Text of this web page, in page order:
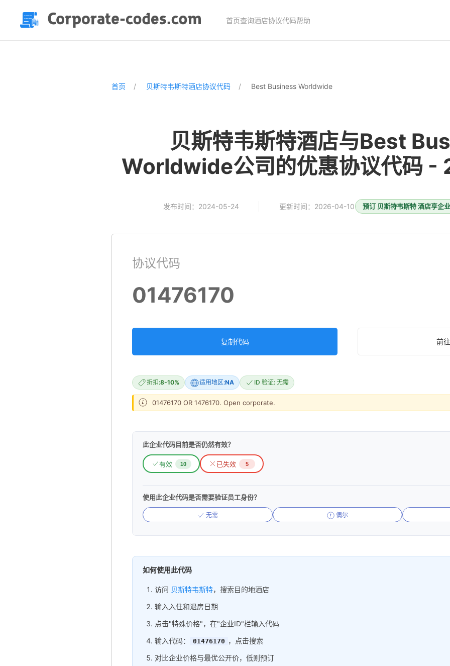
首页查询酒店协议代码帮助
首页 贝斯特韦斯特酒店协议代码 Best Business Worldwide
贝斯特韦斯特酒店与Best
Worldwide公司的优惠协议代码 -
发布时间：2024-05-24 更新时间：2026-04-10 预订 贝斯特韦斯特 酒店享企
协议代码
01476170
复制代码 前
折扣:8-10% 适用地区:NA ID 验证: 无需
01476170 OR 1476170. Open corporate.
此企业代码目前是否仍然有效？
有效 10 已失效 5
使用此企业代码是否需要验证员工身份？
无需 偶尔
如何使用此代码
访问 贝斯特韦斯特，搜索目的地酒店
输入入住和退房日期
点击"特殊价格"，在"企业ID"栏输入代码
输入代码：
01476170 ，点击搜索
对比企业价格与最优公开价，低则预订